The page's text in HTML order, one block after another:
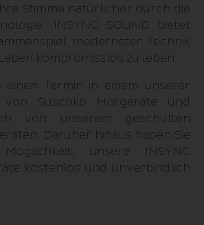
Stimme natürlicher durch die
INSYNC SOUND bietet
modernster Technik
kom­promisslos zu leben.
einen Termin in einem unserer
von Suschko Hörgeräte und
von unserem geschulten
Darüber hinaus haben Sie
unsere INSYNC
kostenlos und unverbindlich